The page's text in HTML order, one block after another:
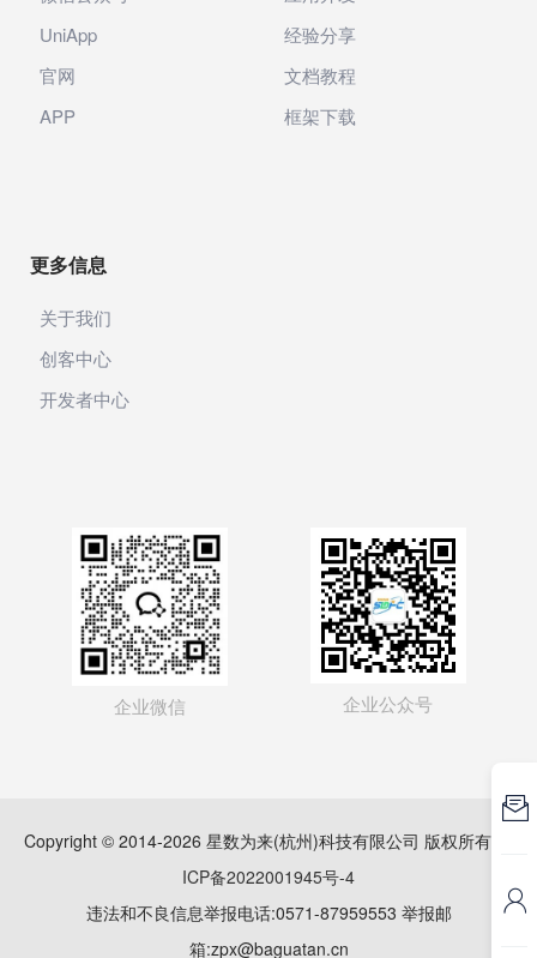
APP
框架下载
创客中心
开发者中心
企业微信 企业公众号
箱:zpx@baguatan.cn

